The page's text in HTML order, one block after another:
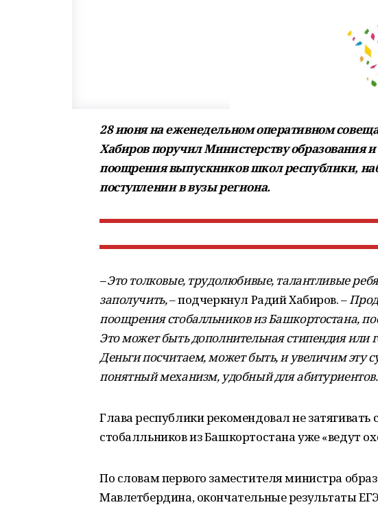
28 июня на еженедельном оперативном
Хабиров поручил Министерству образования
поощрения выпускников школ республики,
поступлении в вузы региона.
– Это толковые, трудолюбивые, талантливые
заполучить,– подчеркнул Радий Хабиров. –
поощрения стобалльников из Башкортостана,
Это может быть дополнительная стипендия или
Деньги посчитаем, может быть, и увеличим эту
понятный механизм, удобный для абитуриентов.
Глава республики рекомендовал не
стобалльников из Башкортостана уже «ведут
По словам первого заместителя министра
Мавлетбердина, окончательные результаты